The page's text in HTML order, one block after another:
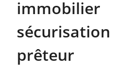
prêteur